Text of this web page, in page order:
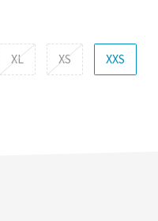
XL XS XXS